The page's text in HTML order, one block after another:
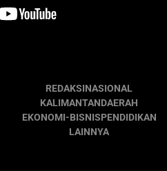
REDAKSINASIONAL
KALIMANTANDAERAH
EKONOMI-BISNISPENDIDIKAN
LAINNYA